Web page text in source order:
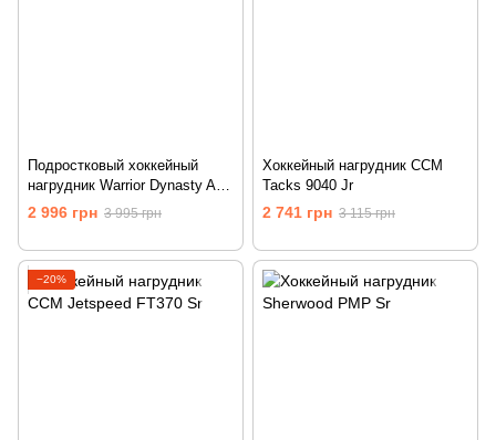
Подростковый хоккейный
нагрудник Warrior Dynasty AX2
Int
2 996 грн 3 995 грн
Хоккейный нагрудник CCM
Tacks 9040 Jr
2 741 грн 3 115 грн
−20%